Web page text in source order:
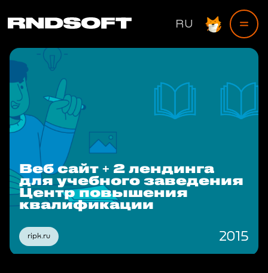
RU
Веб сайт + 2 лендинга
для учебного заведения
Центр повышения
квалификации
ripk.ru 2015